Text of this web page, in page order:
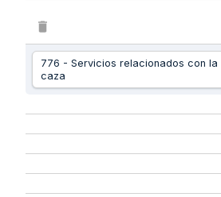
776 - Servicios relacionados con la
caza